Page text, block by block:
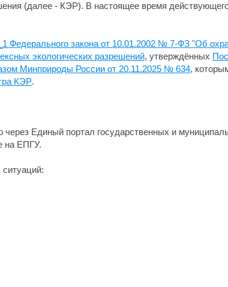
(далее - КЭР). В настоящее время
Федерального закона от 10.01.2002 № 7-ФЗ "Об
экологических разрешений, утверждённых
Минприроды России от 20.11.2025 № 634,
КЭР.
через Единый портал государственных и
на ЕПГУ.